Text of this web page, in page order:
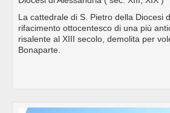
La cattedrale di S. Pietro della Diocesi
rifacimento ottocentesco di una più
risalente al XIII secolo, demolita per
Bonaparte.